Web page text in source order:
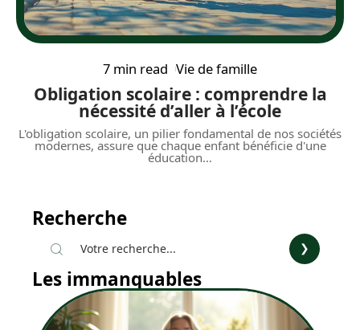
7 min read Vie de famille
Obligation scolaire : comprendre la
nécessité d’aller à l’école
L'obligation scolaire, un pilier fondamental de nos sociétés
modernes, assure que chaque enfant bénéficie d'une
éducation…
Recherche
Les immanquables